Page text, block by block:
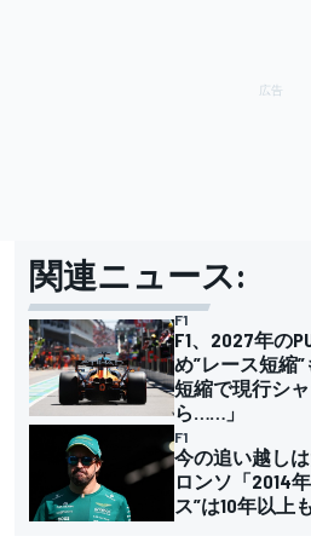
関連ニュース:
F1
F1、2027年の
め”レース短縮
短縮で現行シ
ら……」
F1
今の追い越し
ロンソ「2014
ス”は10年以上